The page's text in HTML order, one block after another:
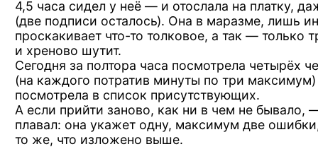
4,5 часа сидел у неё — и отослала на платку,
(две подписи осталось). Она в маразме, лишь
проскакивает что-то толковое, а так — только
и хреново шутит.
Сегодня за полтора часа посмотрела четырёх
(на каждого потратив минуты по три
посмотрела в список присутствующих.
А если прийти заново, как ни в чем не бывало,
плавал: она укажет одну, максимум две
то же, что изложено выше.